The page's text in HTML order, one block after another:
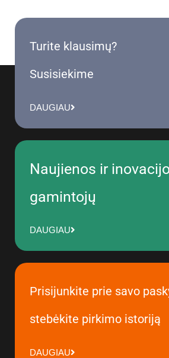
Turite klausimų?
Susisiekime
DAUGIAU
Naujienos ir
gamintojų
DAUGIAU
Prisijunkite prie savo
stebėkite pirkimo istoriją
DAUGIAU